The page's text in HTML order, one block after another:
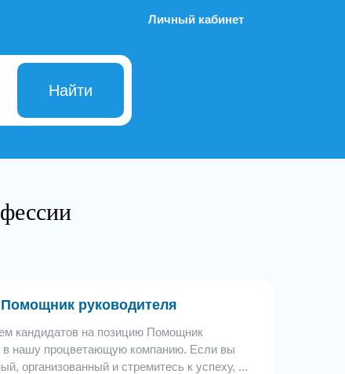
Личный кабинет
Найти
Помощник руководителя
кандидатов на позицию Помощник
в нашу процветающую компанию. Если вы
организованный и стремитесь к успеху, ...